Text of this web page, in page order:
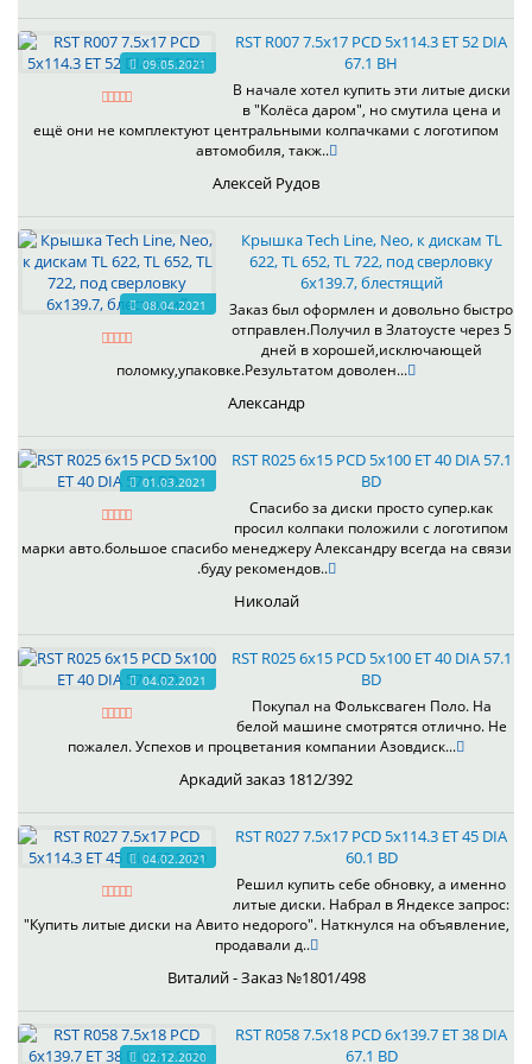
09.05.2021
RST R007 7.5x17 PCD 5x114.3 ET 52 DIA
67.1 BH
В начале хотел купить эти литые диски
в "Колёса даром", но смутила цена и
ещё они не комплектуют центральными колпачками с логотипом
автомобиля, такж..
Алексей Рудов
08.04.2021
Крышка Tech Line, Neo, к дискам TL
622, TL 652, TL 722, под сверловку
6х139.7, блестящий
Заказ был оформлен и довольно быстро
отправлен.Получил в Златоусте через 5
дней в хорошей,исключающей
поломку,упаковке.Результатом доволен...
Александр
01.03.2021
RST R025 6x15 PCD 5x100 ET 40 DIA 57.1
BD
Спасибо за диски просто супер.как
просил колпаки положили с логотипом
марки авто.большое спасибо менеджеру Александру всегда на связи
.буду рекомендов..
Николай
04.02.2021
RST R025 6x15 PCD 5x100 ET 40 DIA 57.1
BD
Покупал на Фольксваген Поло. На
белой машине смотрятся отлично. Не
пожалел. Успехов и процветания компании Азовдиск...
Аркадий заказ 1812/392
04.02.2021
RST R027 7.5x17 PCD 5x114.3 ET 45 DIA
60.1 BD
Решил купить себе обновку, а именно
литые диски. Набрал в Яндексе запрос:
"Купить литые диски на Авито недорого". Наткнулся на объявление,
продавали д..
Виталий - Заказ №1801/498
02.12.2020
RST R058 7.5x18 PCD 6x139.7 ET 38 DIA
67.1 BD